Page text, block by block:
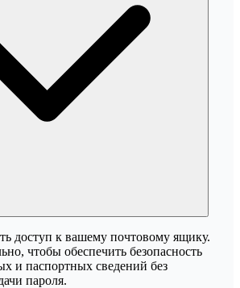
доступ к вашему почтовому ящику.
чтобы обеспечить безопасность
и паспортных сведений без
пароля.